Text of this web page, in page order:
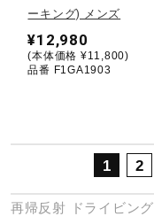
ーキング) メンズ
¥12,980
(本体価格 ¥11,800)
品番 F1GA1903
1 2
再帰反射 ドライビング